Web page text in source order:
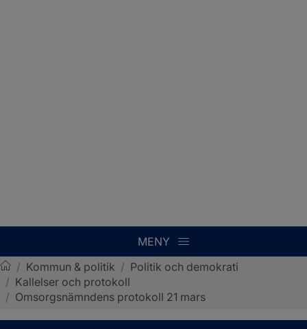
MENY
Sotenäs kommun
/ Kommun & politik / Politik och demokrati
/ Kallelser och protokoll
/ Omsorgsnämndens protokoll 21 mars